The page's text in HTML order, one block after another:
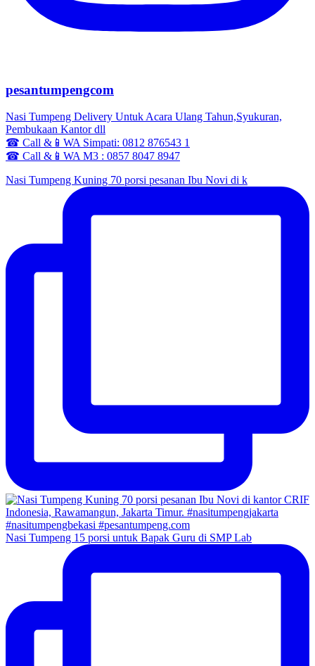
pesantumpengcom
Nasi Tumpeng Delivery Untuk Acara Ulang Tahun,Syukuran,
Pembukaan Kantor dll
☎ Call &📱WA Simpati: 0812 876543 1
☎ Call &📱WA M3 : 0857 8047 8947
Nasi Tumpeng Kuning 70 porsi pesanan Ibu Novi di k
Nasi Tumpeng 15 porsi untuk Bapak Guru di SMP Lab